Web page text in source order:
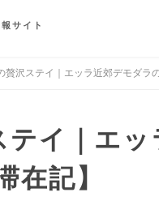
サイト
贅沢ステイ｜エッラ近郊デモダラ
イ｜エ
記】